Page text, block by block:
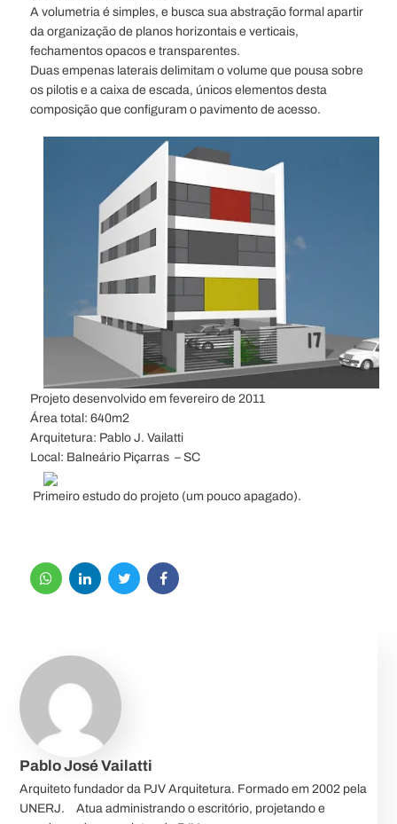
A volumetria é simples, e busca sua abstração formal apartir
da organização de planos horizontais e verticais,
fechamentos opacos e transparentes.
Duas empenas laterais delimitam o volume que pousa sobre
os pilotis e a caixa de escada, únicos elementos desta
composição que configuram o pavimento de acesso.
Projeto desenvolvido em fevereiro de 2011
Área total: 640m2
Arquitetura: Pablo J. Vailatti
Local: Balneário Piçarras – SC
Primeiro estudo do projeto (um pouco apagado).
Pablo José Vailatti
Arquiteto fundador da PJV Arquitetura. Formado em 2002 pela
UNERJ.⠀ Atua administrando o escritório, projetando e